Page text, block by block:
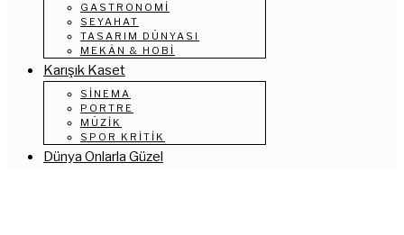
GASTRONOMI
SEYAHAT
TASARIM DÜNYASI
MEKÂN & HOBI
Karışık Kaset
SINEMA
PORTRE
MÜZIK
SPOR KRITIK
Dünya Onlarla Güzel